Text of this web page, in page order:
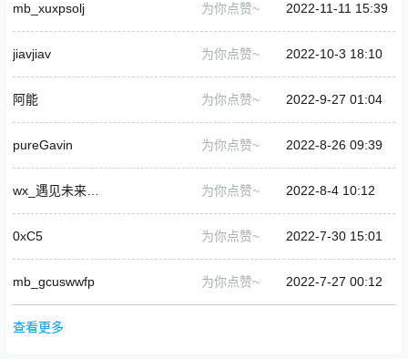
mb_xuxpsolj 为你点赞~ 2022-11-11 15:39
jiavjiav 为你点赞~ 2022-10-3 18:10
阿能 为你点赞~ 2022-9-27 01:04
pureGavin 为你点赞~ 2022-8-26 09:39
wx_遇见未来_982 为你点赞~ 2022-8-4 10:12
0xC5 为你点赞~ 2022-7-30 15:01
mb_gcuswwfp 为你点赞~ 2022-7-27 00:12
查看更多